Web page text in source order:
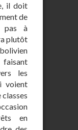
il doit
de
pas à
plutôt
les
voient
en